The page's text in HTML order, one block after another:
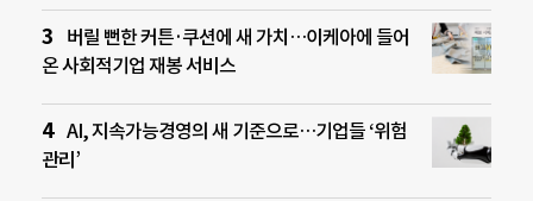
버릴 뻔한 커튼·쿠션에 새 가치…이케아에 들어
온 사회적기업 재봉 서비스
AI, 지속가능경영의 새 기준으로…기업들 ‘위험
관리’